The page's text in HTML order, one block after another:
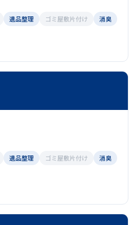
遺品整理 ゴミ屋敷片付け
消臭
遺品整理 ゴミ屋敷片付け
消臭